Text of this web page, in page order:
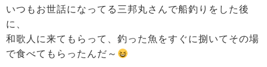
いつもお世話になってる三邦丸さんで船釣りをした後
に、
和歌人に来てもらって、釣った魚をすぐに捌いてその場
で食べてもらったんだ～